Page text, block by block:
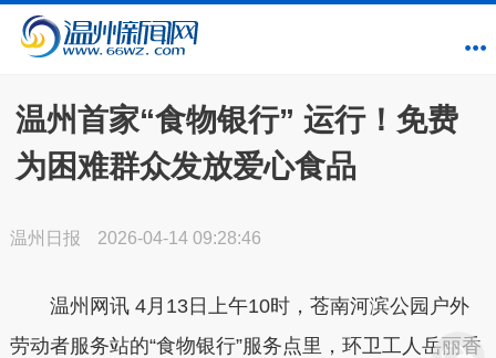
温州首家“食物银行” 运行！免费
为困难群众发放爱心食品
温州日报 2026-04-14 09:28:46
温州网讯 4月13日上午10时，苍南河滨公园户外
劳动者服务站的“食物银行”服务点里，环卫工人岳丽香